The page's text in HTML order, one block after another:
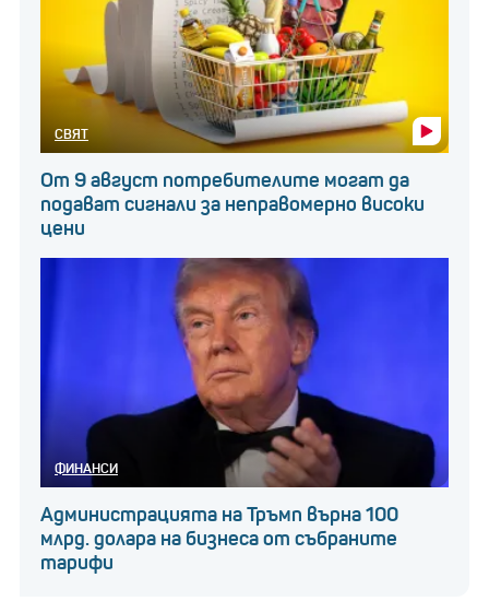
СВЯТ
От 9 август потребителите могат да
подават сигнали за неправомерно високи
цени
ФИНАНСИ
Администрацията на Тръмп върна 100
млрд. долара на бизнеса от събраните
тарифи